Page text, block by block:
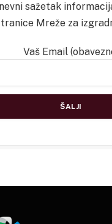
sažetak
Mreže za
Vaš Email